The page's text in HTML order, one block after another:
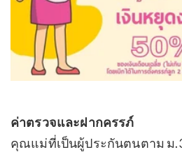
ค่าตรวจและฝากครรภ์
คุณแม่ที่เป็นผู้ประกันตนตาม ม